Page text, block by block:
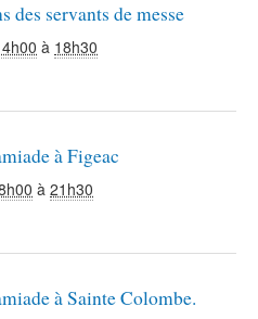
des servants de messe
à 18h30
à Figeac
à 21h30
à Sainte Colombe.